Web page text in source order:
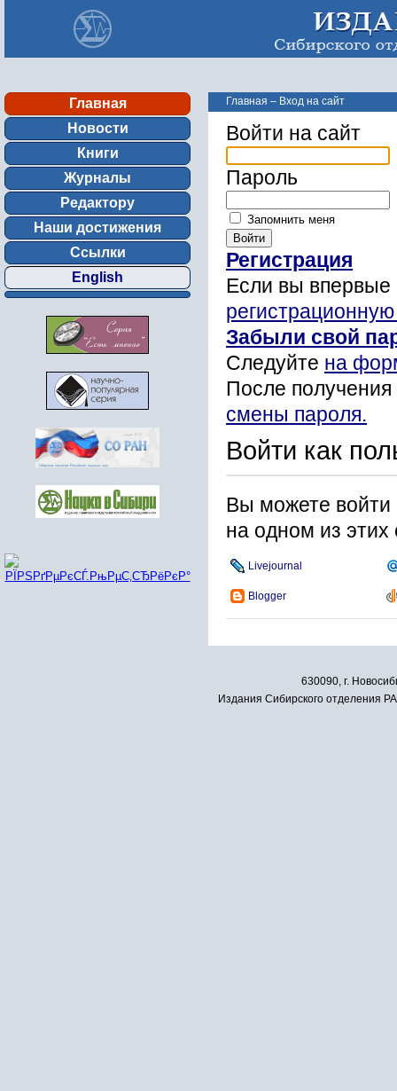
Главная
Новости
Книги
Журналы
Редактору
Наши достижения
Ссылки
English
Главная – Вход на сайт
Войти на сайт
Пароль
Запомнить меня
Регистрация
Если вы впервые
Забыли свой
Следуйте на
После
смены пароля.
Войти как
Вы можете войти
на одном из этих
Livejournal
Blogger
630090, г.
Издания Сибирского отделения